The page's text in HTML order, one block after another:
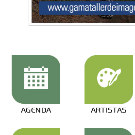
AGENDA ARTISTAS